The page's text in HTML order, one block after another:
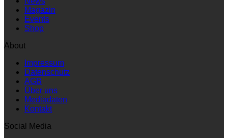
Magazin
Events
Shop
About
Impressum
Datenschutz
AGB
Über uns
Mediadaten
Kontakt
Social Media